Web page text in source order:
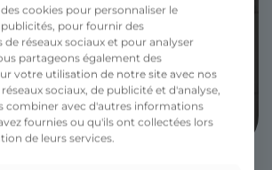
cookies pour personnaliser le
pour fournir des
réseaux sociaux et pour analyser
partageons également des
votre utilisation de notre site avec nos
sociaux, de publicité et d'analyse,
combiner avec d'autres informations
fournies ou qu'ils ont collectées lors
de leurs services.